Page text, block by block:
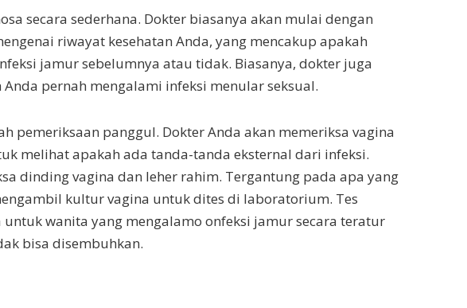
secara sederhana. Dokter biasanya akan mulai dengan
riwayat kesehatan Anda, yang mencakup apakah
jamur sebelumnya atau tidak. Biasanya, dokter juga
pernah mengalami infeksi menular seksual.
pemeriksaan panggul. Dokter Anda akan memeriksa vagina
melihat apakah ada tanda-tanda eksternal dari infeksi.
dinding vagina dan leher rahim. Tergantung pada apa yang
kultur vagina untuk dites di laboratorium. Tes
wanita yang mengalamo onfeksi jamur secara teratur
bisa disembuhkan.